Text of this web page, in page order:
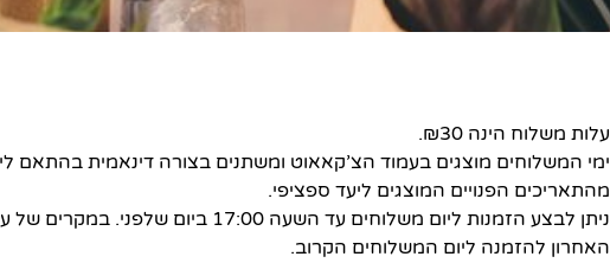
עלות משלוח הינה ₪30.
ימי המשלוחים מוצגים בעמוד הצ’קאאוט ומשתנים בצורה דינאמית בהתאם
מהתאריכים הפנויים המוצגים ליעד ספציפי.
ניתן לבצע הזמנות ליום משלוחים עד השעה
האחרון להזמנה ליום המשלוחים הקרוב.